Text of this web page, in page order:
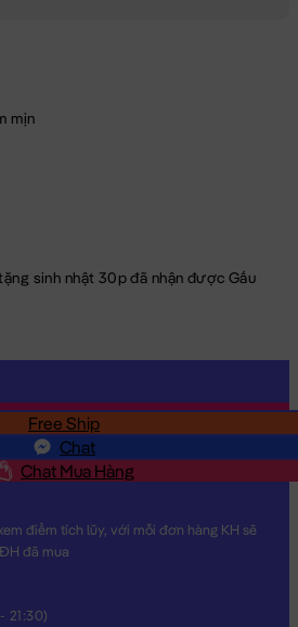
mịn
sinh nhật 30p đã nhận được Gấu
Free Ship
Chat
Chat Mua Hàng
điểm tích lũy, với mỗi đơn hàng KH sẽ
đã mua
21:30)